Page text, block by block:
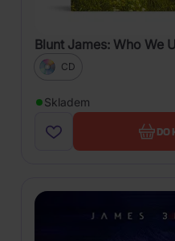
Blunt James: Who We
CD
Skladem
DO